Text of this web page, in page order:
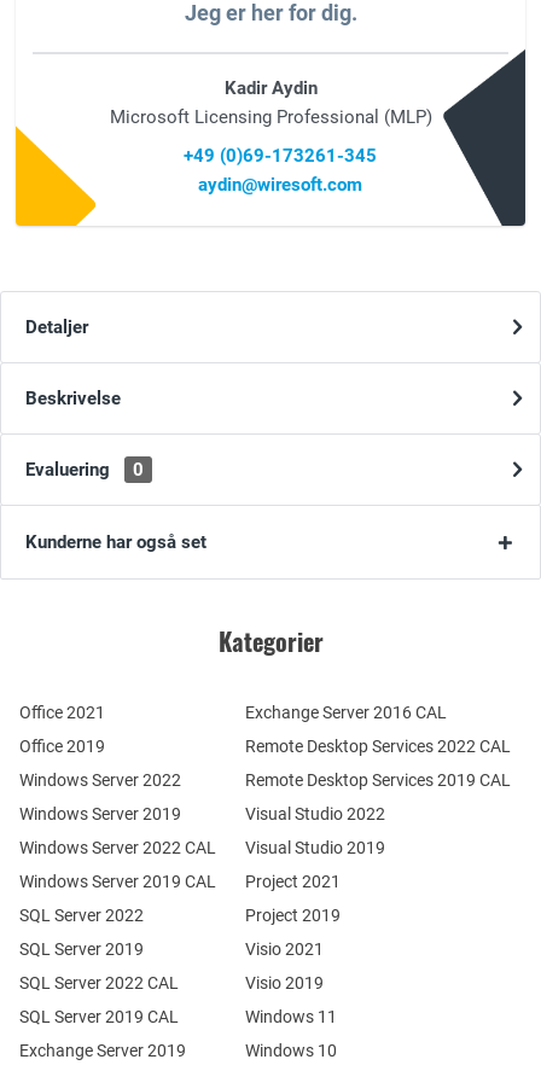
Jeg er her for dig.
Kadir Aydin
Microsoft Licensing Professional (MLP)
+49 (0)69-173261-345
aydin@wiresoft.com
Detaljer
Beskrivelse
Evaluering 0
Kunderne har også set
Kategorier
Office 2021
Office 2019
Windows Server 2022
Windows Server 2019
Exchange Server 2019
SQL Server 2022
SQL Server 2019
Windows Server 2022 CAL
Windows Server 2019 CAL
SQL Server 2022 CAL
SQL Server 2019 CAL
Remote Desktop Services 2022 CAL
Remote Desktop Services 2019 CAL
Exchange Server 2016 CAL
Visual Studio 2022
Visual Studio 2019
Project 2021
Project 2019
Visio 2021
Visio 2019
Windows 11
Windows 10